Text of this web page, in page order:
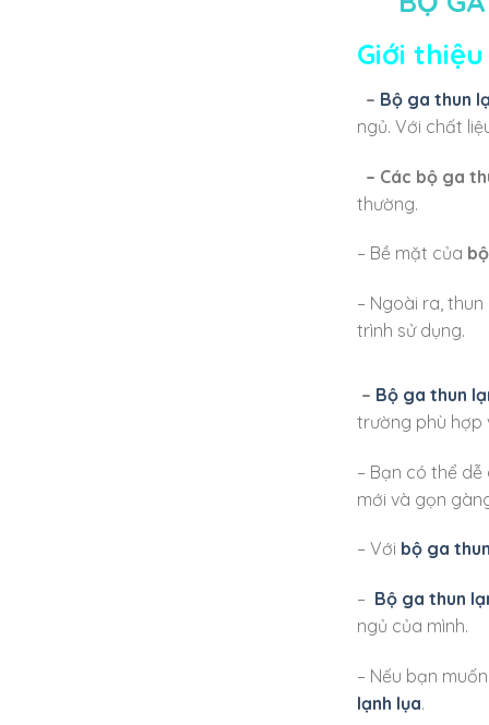
Giới
– Bộ ga thun
ngủ. Với chất
– Các bộ ga
thường.
– Bề mặt của
– Ngoài ra,
trình sử dụng.
– Bộ ga thun
trường phù hợp
– Bạn có thể
mới và gọn
– Với bộ ga
– Bộ ga thun
ngủ của mình.
– Nếu bạn
lạnh lụa.